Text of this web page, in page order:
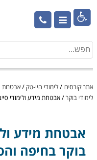

אתר קורסים /לימודי היי-טק /אבטחת
לימודי בוקר/אבטחת מידע ולימודי
אבטחת מידע
בוקר בחיפה